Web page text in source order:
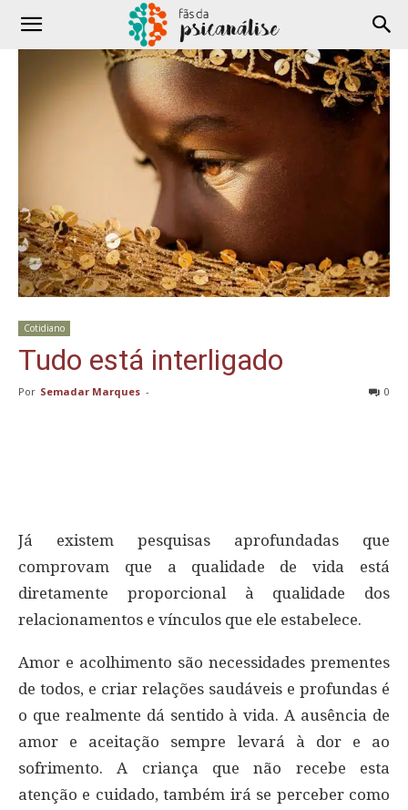
Cotidiano
Tudo está interligado
Por Semadar Marques - 0
Já existem pesquisas aprofundadas que
comprovam que a qualidade de vida está
diretamente proporcional à qualidade dos
relacionamentos e vínculos que ele estabelece.
Amor e acolhimento são necessidades prementes
de todos, e criar relações saudáveis e profundas é
o que realmente dá sentido à vida. A ausência de
amor e aceitação sempre levará à dor e ao
sofrimento. A criança que não recebe esta
atenção e cuidado, também irá se perceber como